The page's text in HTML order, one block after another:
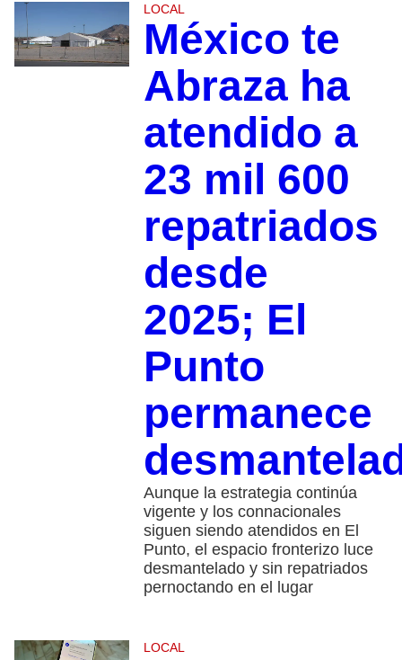
LOCAL
México te
Abraza ha
atendido a
23 mil 600
repatriados
desde
2025; El
Punto
permanece
Aunque la estrategia continúa
vigente y los connacionales
siguen siendo atendidos en El
Punto, el espacio fronterizo luce
desmantelado y sin repatriados
pernoctando en el lugar
LOCAL